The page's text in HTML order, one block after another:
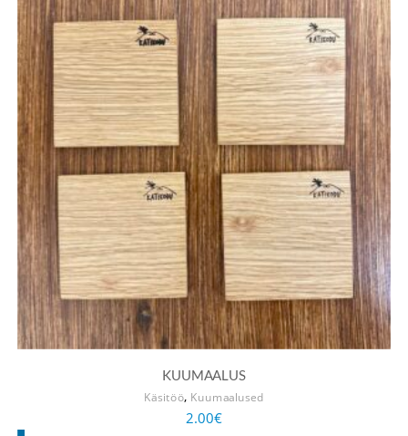
KUUMAALUS
Käsitöö, Kuumaalused
2.00€